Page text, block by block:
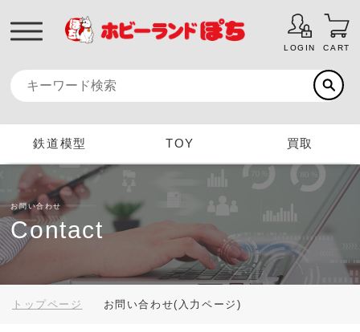
LOGIN CART
鉄道模型 TOY 買取
お問い合わせ
Contact
トップページ お問い合わせ(入力ページ)